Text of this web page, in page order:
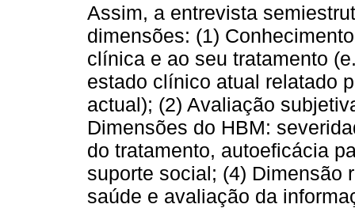
Assim, a entrevista
dimensões: (1)
clínica e ao seu tratamento
estado clínico atual relatado
actual); (2) Avaliação
Dimensões do HBM:
do tratamento, autoeficácia
suporte social; (4) Dimensão
saúde e avaliação da